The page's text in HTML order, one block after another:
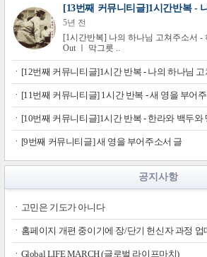
[13번째 커뮤니티글]1시간반복 -
5년 전
[1시간반복] 나의 하나님 고쳐주소서 -
Out ㅣ 막그릇 ..
ㆍ[12번째 커뮤니티글]1시간 반복 - 나의 하나님
ㆍ[11번째 커뮤니티글] 1시간 반복 - 새 영을 부어
ㆍ[10번째 커뮤니티글]1시간 반복 - 한라와 백두와
ㆍ[9번째 커뮤니티글] 새 영을 부어주소서 글
공지사항
ㆍ고민은 기도가 아니다
ㆍ홈페이지 개편 중이기에 장/단기 헌신자 과정
ㆍGlobal LIFE MARCH (글로벌 라이프마치)